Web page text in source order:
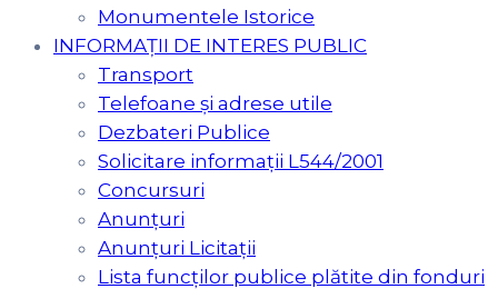
Monumentele Istorice
INFORMAȚII DE INTERES PUBLIC
Transport
Telefoane și adrese utile
Dezbateri Publice
Solicitare informații L544/2001
Concursuri
Anunțuri
Anunțuri Licitații
Lista funcților publice plătite din fonduri